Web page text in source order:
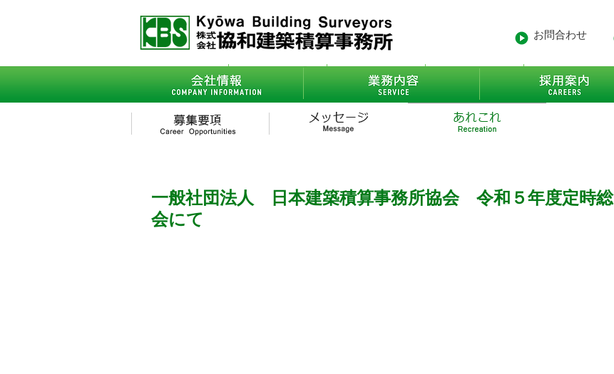
お問合わせ
会社情報 - ごあいさつ - 沿革 業務内容 - 得意先
一般社団法人 日本建築積算事務所協会 令和５年度定時総
会にて